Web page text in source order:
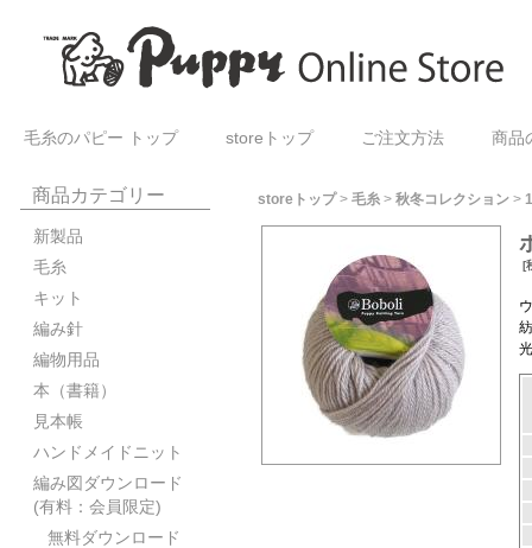
毛糸のパピー トップ storeトップ ご注文方法 商品
商品カテゴリー
新製品
毛糸
キット
編み針
編物用品
本（書籍）
見本帳
ハンドメイドニット
編み図ダウンロード
(有料：会員限定)
無料ダウンロード
storeトップ> 毛糸 > 秋冬コレクション >
[